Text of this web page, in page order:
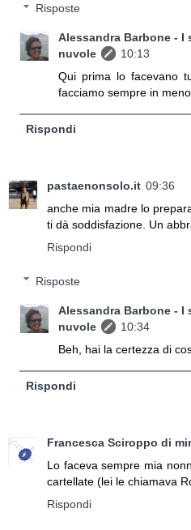
Risposte
Alessandra Barbone -
nuvole
10:13
Qui prima lo facevano
facciamo sempre in
Rispondi
pastaenonsolo.it 09:36
anche mia madre lo
ti dà soddisfazione. Un
Rispondi
Risposte
Alessandra Barbone -
nuvole
10:34
Beh, hai la certezza di
Rispondi
Francesca Sciroppo di
Lo faceva sempre mia
cartellate (lei le chiamava
Rispondi